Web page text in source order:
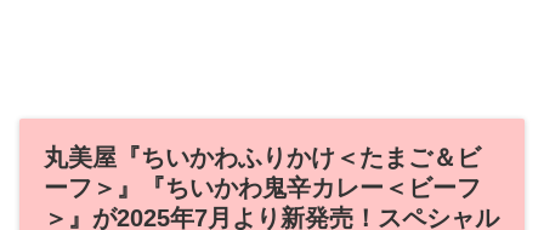
丸美屋『ちいかわふりかけ＜たまご＆ビ
ーフ＞』『ちいかわ鬼辛カレー＜ビーフ
＞』が2025年7月より新発売！スペシャル